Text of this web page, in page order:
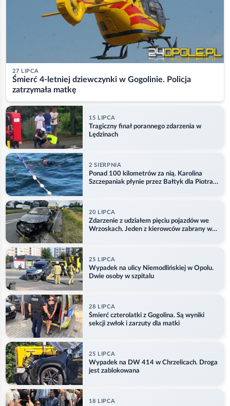
27 LIPCA
Śmierć 4-letniej dziewczynki w Gogolinie. Policja
zatrzymała matkę
15 LIPCA
Tragiczny finał porannego zdarzenia w
Lędzinach
2 SIERPNIA
Ponad 100 kilometrów za nią. Karolina
Szczepaniak płynie przez Bałtyk dla Piotra.
20 LIPCA
Zdarzenie z udziałem pięciu pojazdów we
Wrzoskach. Jeden z kierowców zabrany w
25 LIPCA
Wypadek na ulicy Niemodlińskiej w Opolu.
Dwie osoby w szpitalu
28 LIPCA
Śmierć czterolatki z Gogolina. Są wyniki
sekcji zwłok i zarzuty dla matki
25 LIPCA
Wypadek na DW 414 w Chrzelicach. Droga
jest zablokowana
18 LIPCA